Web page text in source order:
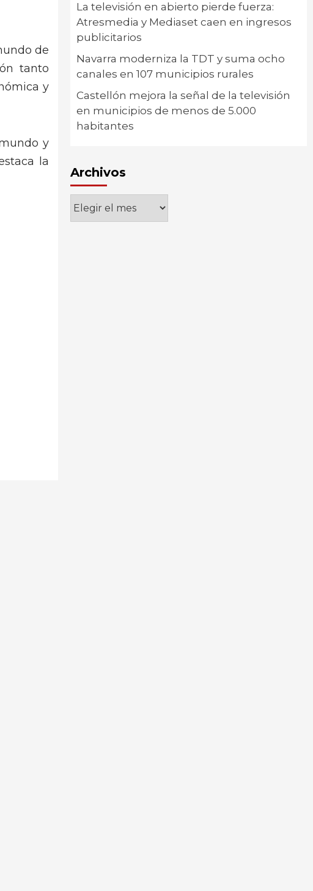
de
tanto
y
y
la
La televisión en abierto pierde fuerza:
Atresmedia y Mediaset caen en ingresos
publicitarios
Navarra moderniza la TDT y suma ocho
canales en 107 municipios rurales
Castellón mejora la señal de la televisión
en municipios de menos de 5.000
habitantes
Archivos
Archivos